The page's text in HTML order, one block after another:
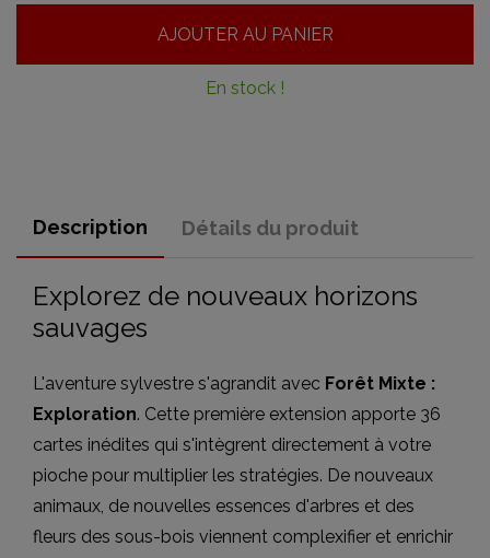
AJOUTER AU PANIER
En stock !
Description Détails du produit
Explorez de nouveaux horizons
sauvages
L'aventure sylvestre s'agrandit avec Forêt Mixte :
Exploration. Cette première extension apporte 36
cartes inédites qui s'intègrent directement à votre
pioche pour multiplier les stratégies. De nouveaux
animaux, de nouvelles essences d'arbres et des
fleurs des sous-bois viennent complexifier et enrichir